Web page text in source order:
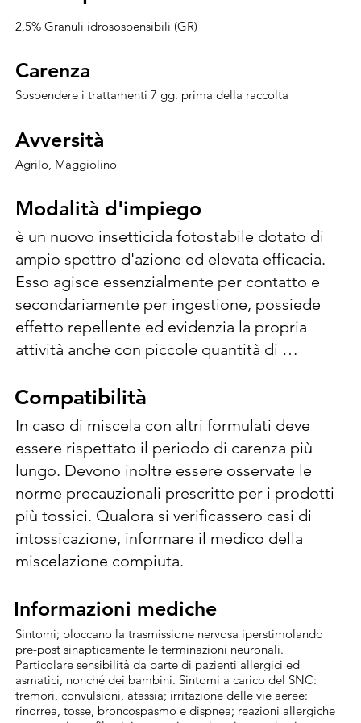
2,5% Granuli idrosospensibili (GR)
Carenza
Carenza
Sospendere i trattamenti 7 gg. prima della raccolta
Avversità
Avversità
Agrilo, Maggiolino
Modalità d'impiego
Modalità d'impiego
è un nuovo insetticida fotostabile dotato di
ampio spettro d'azione ed elevata efficacia.
Esso agisce essenzialmente per contatto e
secondariamente per ingestione, possiede
effetto repellente ed evidenzia la propria
attività anche con piccole quantità di
abbattente ad una persistente capacità
protettiva. La particolare formulazione in
granuli idrosospensibili riduce la formazione
di polveri o vapori. Si impiega contro le
infestazioni parassitarie sin dai primi stadi di
sviluppo, quando queste si palesano
nell'ambito di un regolare monitoraggio
delle colture da difendere. Si disperde in
acqua e si distribuisce con attrezzature a
medio (200-700 lt/ha) ed alto (700-1000 lt/ha)
volume. E' importante assicurare una
uniforme copertura della vegetazione da
proteggere e favorire il contatto del
prodotto con i parassiti; perciò impiegare i
volumi maggiori in presenza sia di
Compatibilità
Compatibilità
In caso di miscela con altri formulati deve
essere rispettato il periodo di carenza più
lungo. Devono inoltre essere osservate le
norme precauzionali prescritte per i prodotti
più tossici. Qualora si verificassero casi di
intossicazione, informare il medico della
miscelazione compiuta.
Informazioni mediche
Informazioni mediche
Sintomi; bloccano la trasmissione nervosa iperstimolando
pre-post sinapticamente le terminazioni neuronali.
Particolare sensibilità da parte di pazienti allergici ed
asmatici, nonché dei bambini. Sintomi a carico del SNC:
tremori, convulsioni, atassia; irritazione delle vie aeree:
rinorrea, tosse, broncospasmo e dispnea; reazioni allergiche